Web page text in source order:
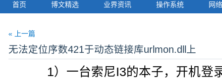
首页 博文精选 业界资讯 操作系统 网
« 上一篇
无法定位序数421于动态链接库urlmon.dll上
1）一台索尼I3的本子，开机登